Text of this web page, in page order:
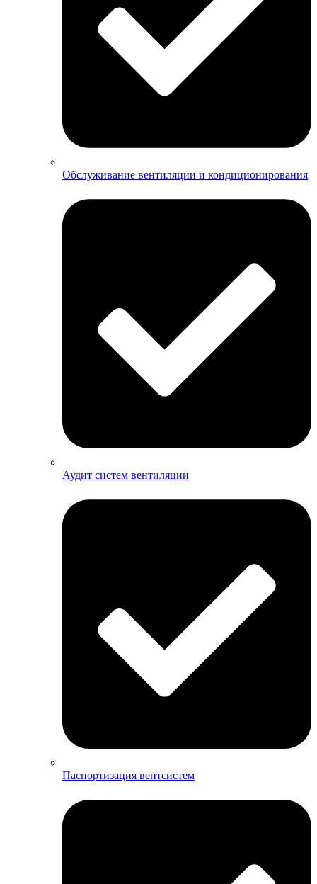
Обслуживание вентиляции и кондиционирования
Аудит систем вентиляции
Паспортизация вентсистем